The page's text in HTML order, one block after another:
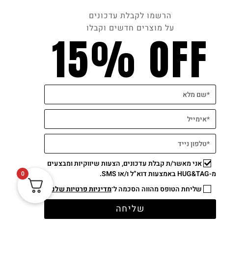
תשלום מאובטח 0
הרשמו לקבלת עדכונים
על מוצרים חדשים וקבלו
15% OFF
אני מאשר/ת קבלת עדכונים, הצעות שיווקיות ומבצעים
מ-HUG&TAG באמצעות דוא”ל ו/או SMS.
שליחת הטופס מהווה הסכמה ל־מדיניות פרטיות שלנו
שליחה